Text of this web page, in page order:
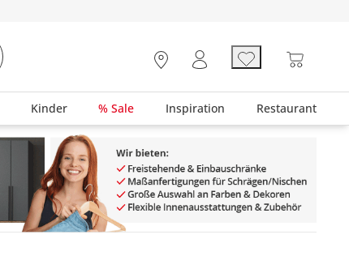
Kinder % Sale Inspiration Restaurant